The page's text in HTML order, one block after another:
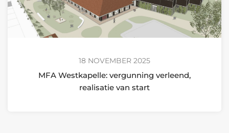
18 NOVEMBER 2025
MFA Westkapelle: vergunning verleend,
realisatie van start